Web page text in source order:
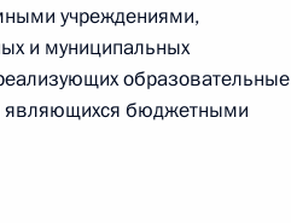
учреждениях»
учреждениями,
и муниципальных
образовательные
являющихся бюджетными